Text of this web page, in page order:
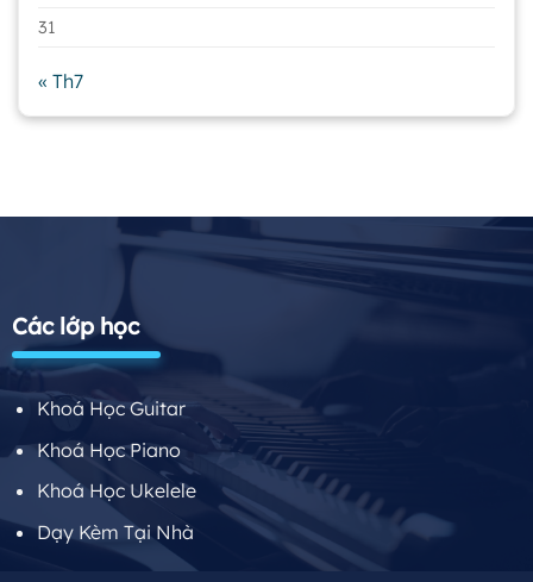
31
« Th7
Các lớp học
Khoá Học Guitar
Khoá Học Piano
Khoá Học Ukelele
Dạy Kèm Tại Nhà